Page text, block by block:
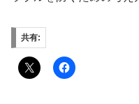
共有: